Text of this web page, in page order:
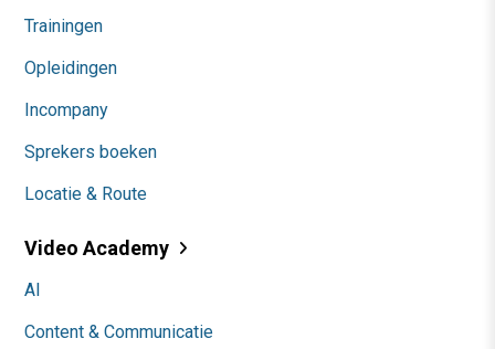
Trainingen
Opleidingen
Incompany
Sprekers boeken
Locatie & Route
Video Academy
AI
Content & Communicatie